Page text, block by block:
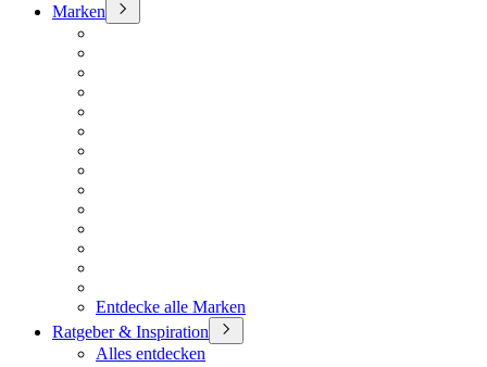
Marken
Entdecke alle Marken
Ratgeber & Inspiration
Alles entdecken